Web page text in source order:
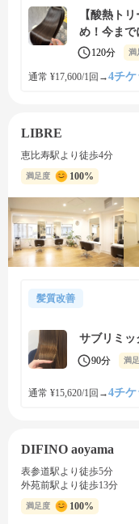
【酸熱ト
め！今まで
ます♪
120分 満
通常 ¥17,600/1回 →4チケ
LIBRE
恵比寿駅より徒歩4分
満足度 100%
髪質改善
サブリミッ
90分 満
通常 ¥15,620/1回 →4チケ
DIFINO aoyama
表参道駅より徒歩5分
外苑前駅より徒歩13分
満足度 100%